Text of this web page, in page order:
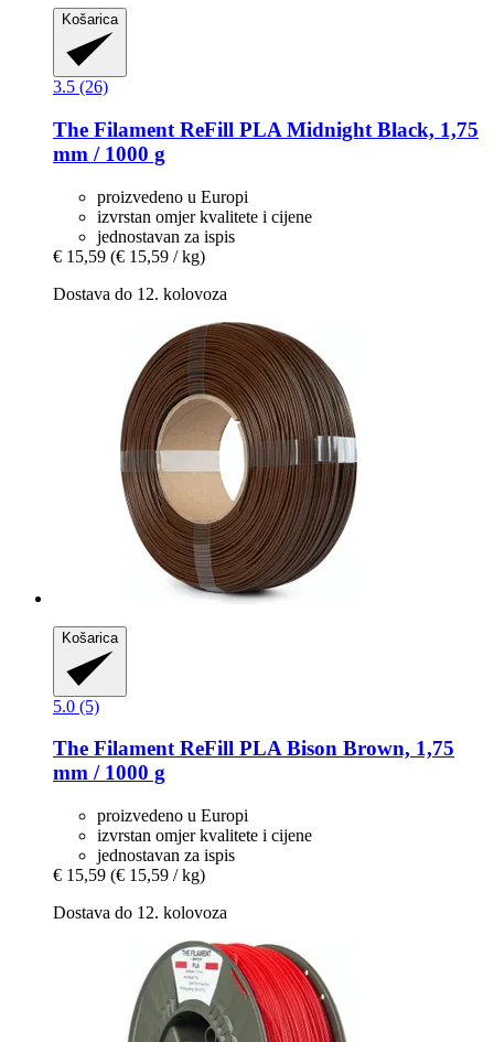
Košarica
3.5 (26)
The Filament ReFill PLA Midnight Black, 1,75
mm / 1000 g
proizvedeno u Europi
izvrstan omjer kvalitete i cijene
jednostavan za ispis
€ 15,59 (€ 15,59 / kg)
Dostava do 12. kolovoza
Košarica
5.0 (5)
The FilamentReFill PLA Bison Brown, 1,75
mm / 1000 g
proizvedeno u Europi
izvrstan omjer kvalitete i cijene
jednostavan za ispis
€ 15,59 (€ 15,59 / kg)
Dostava do 12. kolovoza